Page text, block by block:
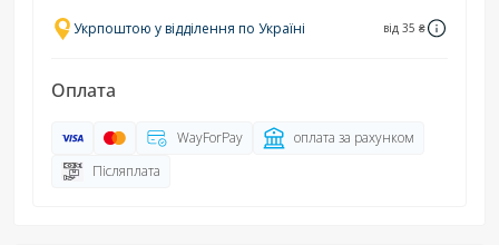
Укрпоштою у відділення по Україні від 35 ₴
Оплата
WayForPay
оплата за рахунком
Післяплата